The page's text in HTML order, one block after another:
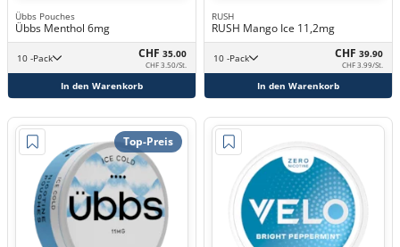
Übbs Pouches
Übbs Menthol 6mg
10 -Pack CHF 35.00
CHF 3.50/St.
In den Warenkorb
RUSH
RUSH Mango Ice 11,2mg
10 -Pack CHF 39.90
CHF 3.99/St.
In den Warenkorb
Top-Preis